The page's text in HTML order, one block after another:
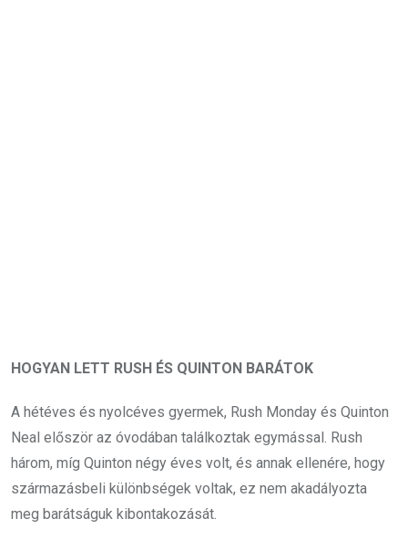
HOGYAN LETT RUSH ÉS QUINTON BARÁTOK
A hétéves és nyolcéves gyermek, Rush Monday és Quinton
Neal először az óvodában találkoztak egymással. Rush
három, míg Quinton négy éves volt, és annak ellenére, hogy
származásbeli különbségek voltak, ez nem akadályozta
meg barátságuk kibontakozását.